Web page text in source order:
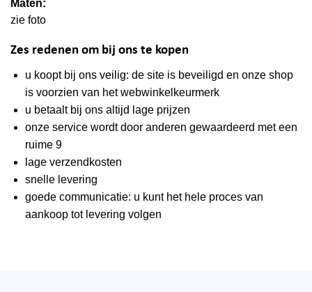
Maten:
zie foto
Zes redenen om bij ons te kopen
u koopt bij ons veilig: de site is beveiligd en onze shop
is voorzien van het webwinkelkeurmerk
u betaalt bij ons altijd lage prijzen
onze service wordt door anderen gewaardeerd met een
ruime 9
lage verzendkosten
snelle levering
goede communicatie: u kunt het hele proces van
aankoop tot levering volgen